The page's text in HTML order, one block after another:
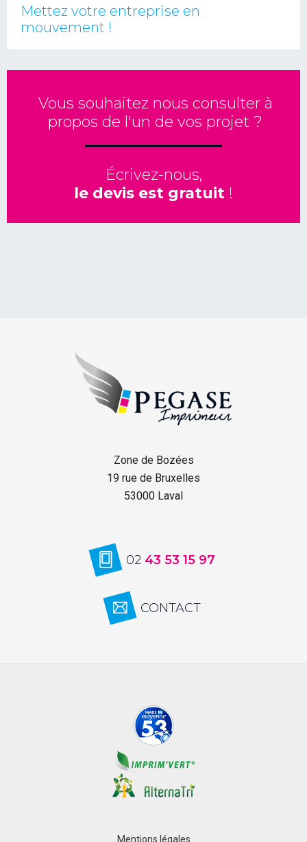
Mettez votre entreprise en
mouvement !
Vous souhaitez nous consulter à
propos de l'un de vos projet ?
Écrivez-nous,
le devis est gratuit !
Zone de Bozées
19 rue de Bruxelles
53000 Laval
02 43 53 15 97
CONTACT
Mentions légales